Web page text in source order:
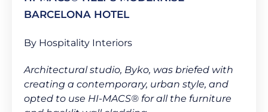
BARCELONA HOTEL
By Hospitality Interiors
Architectural studio, Byko, was briefed with
creating a contemporary, urban style, and
opted to use HI-MACS®​ for all the furniture